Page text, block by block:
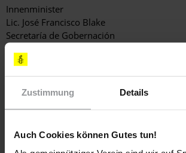
Zustimmung Details
Auch Cookies können Gutes tun!
Innenminister
Lic. José Francisco Blake
Secretaría de Gobernación
Col. Juárez, Delegación Cuauhtémoc
México D.F., C.P.06600
MEXIKO
(korrekte Anrede: Dear Minister)
Bitte senden Sie eine Kopie Ihres Schreibens